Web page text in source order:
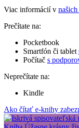
Viac informácií v
Prečítate na:
Pocketbook
Smartfón či tablet
Počítač s
Neprečítate na:
Kindle
Ako čítať e-knihy